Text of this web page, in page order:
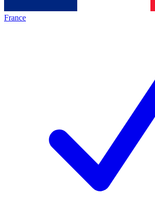
France